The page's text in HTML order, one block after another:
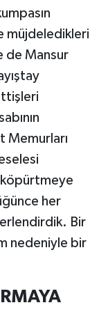
müjdeledikleri
de Mansur
Memurları
köpürtmeye
her
Bir
nedeniyle bir